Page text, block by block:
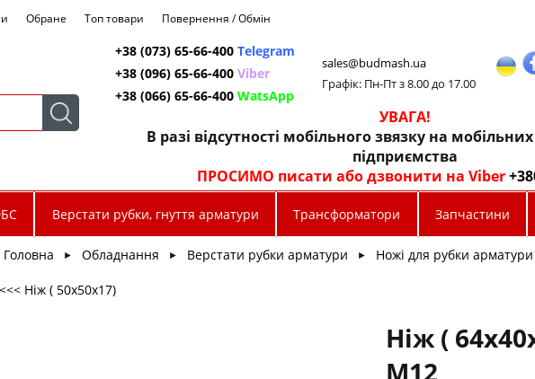
Обране Топ товари Повернення / Обмін
+38 (073) 65-66-400 Telegram
+38 (096) 65-66-400 Viber
+38 (066) 65-66-400 WatsApp
sales@budmash.ua
Графік: Пн-Пт з 8.00 до 17.00
УВАГА!
В разі відсутності мобільного звязку на
підприємства
ПРОСИМО писати або дзвонити на Viber
Верстати рубки, гнуття арматури Трансформатори Запчастини
Головна ► Обладнання ► Верстати рубки арматури ► Ножі для рубки арматури
<<< Ніж ( 50х50х17)
Ніж (
М12